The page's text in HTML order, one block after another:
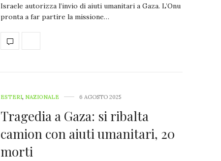
Israele autorizza l’invio di aiuti umanitari a Gaza. L’Onu
pronta a far partire la missione…
ESTERI, NAZIONALE 6 AGOSTO 2025
Tragedia a Gaza: si ribalta
camion con aiuti umanitari, 20
morti